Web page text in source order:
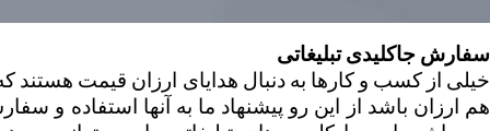
سفارش جاکلیدی تبلیغاتی